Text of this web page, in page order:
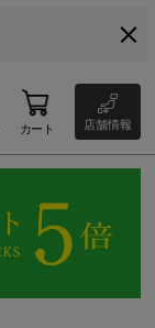
カート 店舗情報